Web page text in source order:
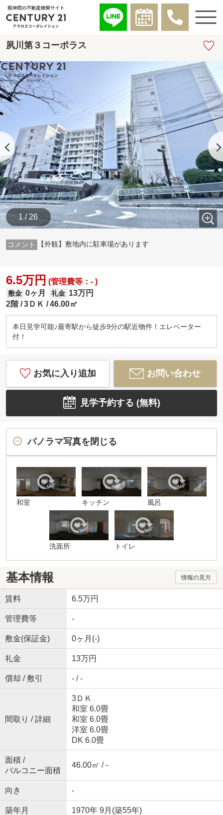
夙川第３コーポラス
【外観】敷地内に駐車場があります
1 / 26
6.5万円 (管理費等：- )
敷金 0ヶ月 礼金 13万円
2階 3ＤＫ 46.00㎡
本日見学可能♪最寄駅から徒歩9分の駅近物件！エレベーター
付！
お気に入り追加 お問い合わせ
見学予約する (無料)
パノラマ写真を閉じる
和室 キッチン 風呂
洗面所 トイレ
基本情報 情報の見方
賃料 6.5万円
管理費等 -
敷金(保証金) 0ヶ月(-)
礼金 13万円
償却 / 敷引 - / -
間取り / 詳細
3ＤＫ
和室 6.0畳
和室 6.0畳
洋室 6.0畳
DK 6.0畳
面積 /
バルコニー面積
46.00㎡ / -
向き -
築年月 1970年 9月(築55年)